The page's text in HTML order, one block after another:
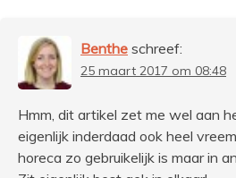
Benthe schreef:
25 maart 2017 om 08:48
Hmm, dit artikel zet me wel aan
eigenlijk inderdaad ook heel
horeca zo gebruikelijk is maar in